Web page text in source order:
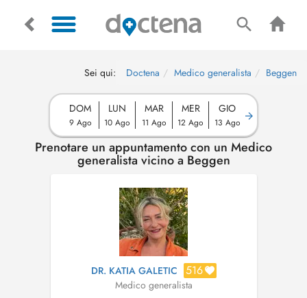
Sei qui: Doctena Medico generalista Beggen
DOM
9 Ago
LUN
10 Ago
MAR
11 Ago
MER
12 Ago
GIO
13 Ago
Prenotare un appuntamento con un Medico
generalista vicino a Beggen
DR. KATIA GALETIC 516
Medico generalista